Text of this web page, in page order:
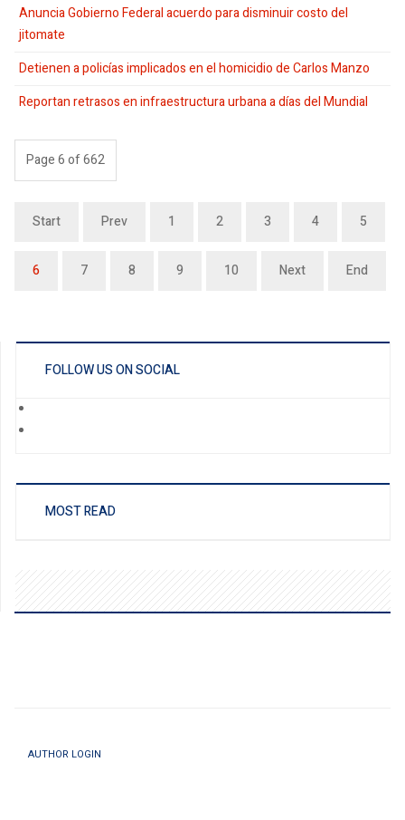
Anuncia Gobierno Federal acuerdo para disminuir costo del
jitomate
Detienen a policías implicados en el homicidio de Carlos Manzo
Reportan retrasos en infraestructura urbana a días del Mundial
Page 6 of 662
Start Prev 1 2 3 4 5
6 7 8 9 10 Next End
FOLLOW US ON SOCIAL
MOST READ
AUTHOR LOGIN